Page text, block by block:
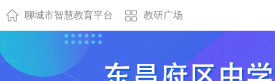
聊城市智慧教育平台 教研广场